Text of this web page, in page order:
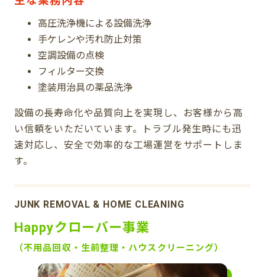
高圧洗浄機による設備洗浄
手ケレンや汚れ防止対策
空調設備の点検
フィルター交換
塗装用治具の薬品洗浄
設備の長寿命化や品質向上を実現し、お客様から高
い信頼をいただいています。トラブル発生時にも迅
速対応し、安全で効率的な工場運営をサポートしま
す。
JUNK REMOVAL & HOME CLEANING
Happyクローバー事業
（不用品回収・生前整理・ハウスクリーニング）